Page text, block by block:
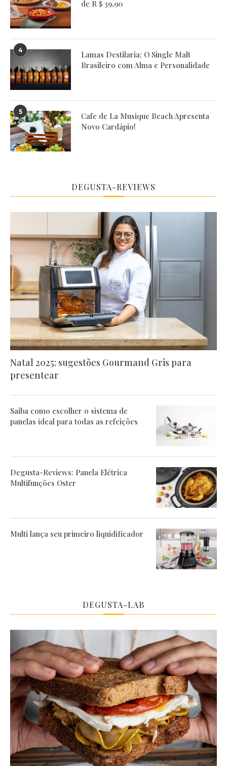
de R＄39,90
4
Lamas Destilaria: O Single Malt
Brasileiro com Alma e Personalidade
5
Cafe de La Musique Beach Apresenta
Novo Cardápio!
DEGUSTA-REVIEWS
Natal 2025: sugestões Gourmand Gris para
presentear
Saiba como escolher o sistema de
panelas ideal para todas as refeições
Degusta-Reviews: Panela Elétrica
Multifunções Oster
Multi lança seu primeiro liquidificador
DEGUSTA-LAB